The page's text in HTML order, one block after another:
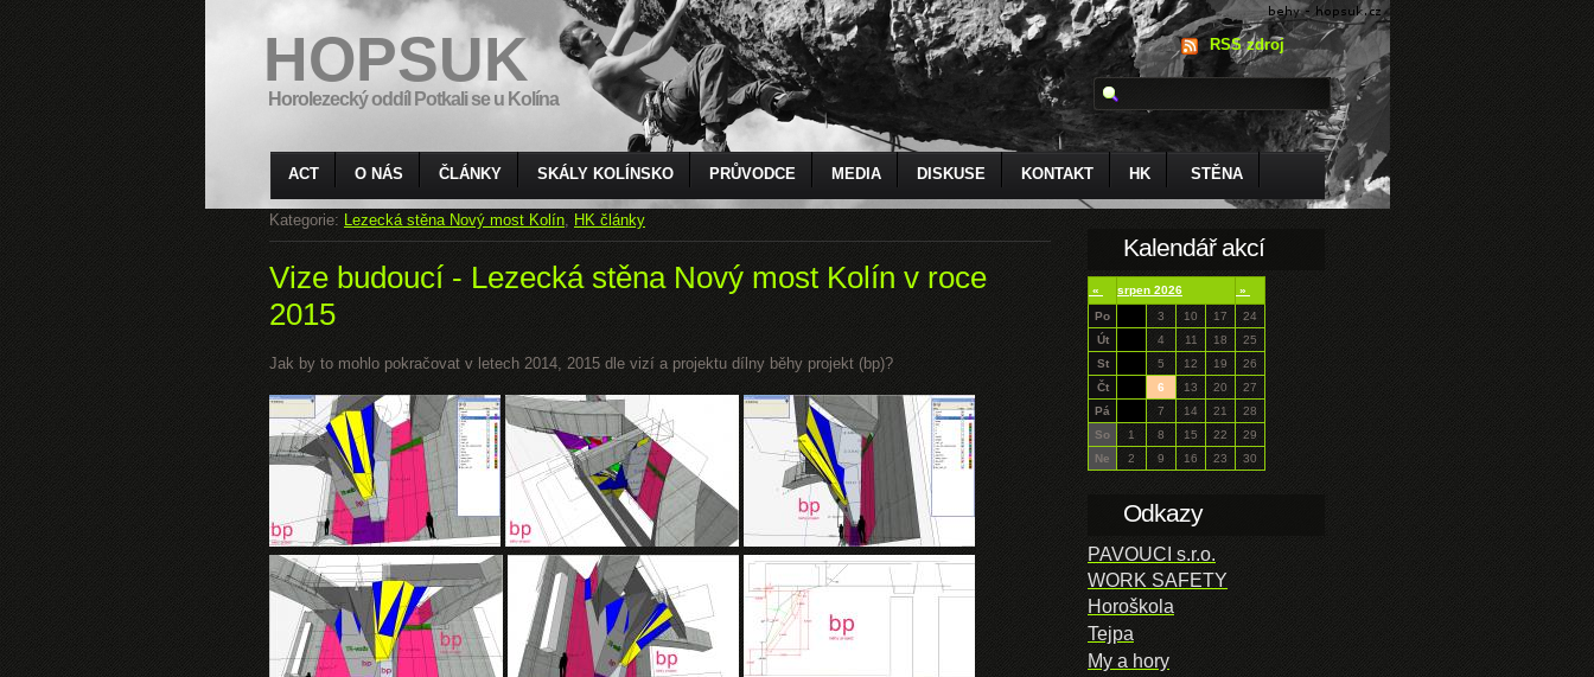
HOPSUK
Horolezecký oddíl Potkali se u Kolína
RSS zdroj
ACT O NÁS ČLÁNKY SKÁLY KOLÍNSKO PRŮVODCE MEDIA DISKUSE KONTAKT HK STĚNA
Kategorie: Lezecká stěna Nový most Kolín, HK články
Vize budoucí - Lezecká stěna Nový most Kolín v roce
2015
Jak by to mohlo pokračovat v letech 2014, 2015 dle vizí a projektu dílny běhy projekt (bp)?
Kalendář akcí
« srpen 2026
»
Po
3 10 17
24
Út
4 11 18
25
St
5 12 19
26
Čt
6 13 20
27
Pá
7 14 21
28
So
1 8 15 22
29
Ne
2 9 16 23 30
Odkazy
PAVOUCI s.r.o.
WORK SAFETY
Horoškola
Tejpa
My a hory